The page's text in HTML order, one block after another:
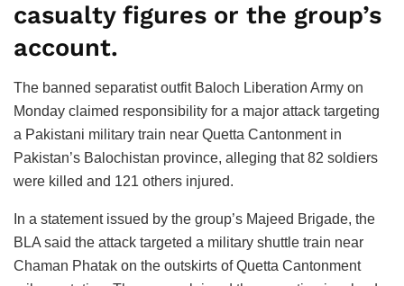
casualty figures or the group’s
account.
The banned separatist outfit Baloch Liberation Army on
Monday claimed responsibility for a major attack targeting
a Pakistani military train near Quetta Cantonment in
Pakistan’s Balochistan province, alleging that 82 soldiers
were killed and 121 others injured.
In a statement issued by the group’s Majeed Brigade, the
BLA said the attack targeted a military shuttle train near
Chaman Phatak on the outskirts of Quetta Cantonment